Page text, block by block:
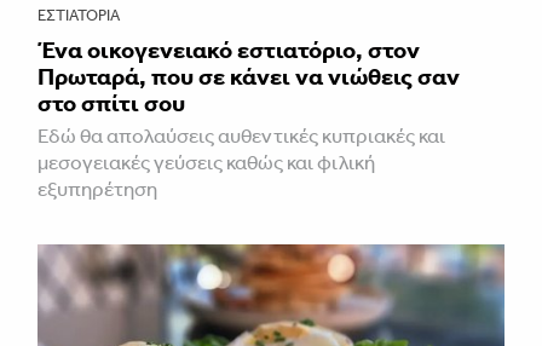
ΕΣΤΙΑΤΌΡΙΑ
Ένα οικογενειακό εστιατόριο, στον
Πρωταρά, που σε κάνει να νιώθεις σαν
στο σπίτι σου
Εδώ θα απολαύσεις αυθεντικές κυπριακές και
μεσογειακές γεύσεις καθώς και φιλική
εξυπηρέτηση